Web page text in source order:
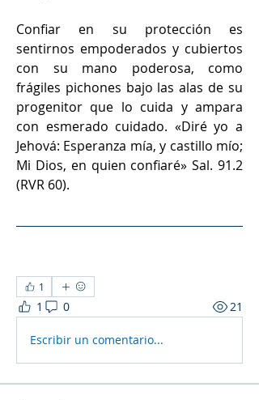
Confiar en su protección es
sentirnos empoderados y cubiertos
con su mano poderosa, como
frágiles pichones bajo las alas de su
progenitor que lo cuida y ampara
con esmerado cuidado. «Diré yo a
Jehová: Esperanza mía, y castillo mío;
Mi Dios, en quien confiaré» Sal. 91.2
(RVR 60).
1
1 0 21
Escribir un comentario...